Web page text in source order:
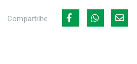
Compartilhe